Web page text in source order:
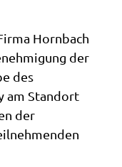
Hornbach
der
des
am Standort
der